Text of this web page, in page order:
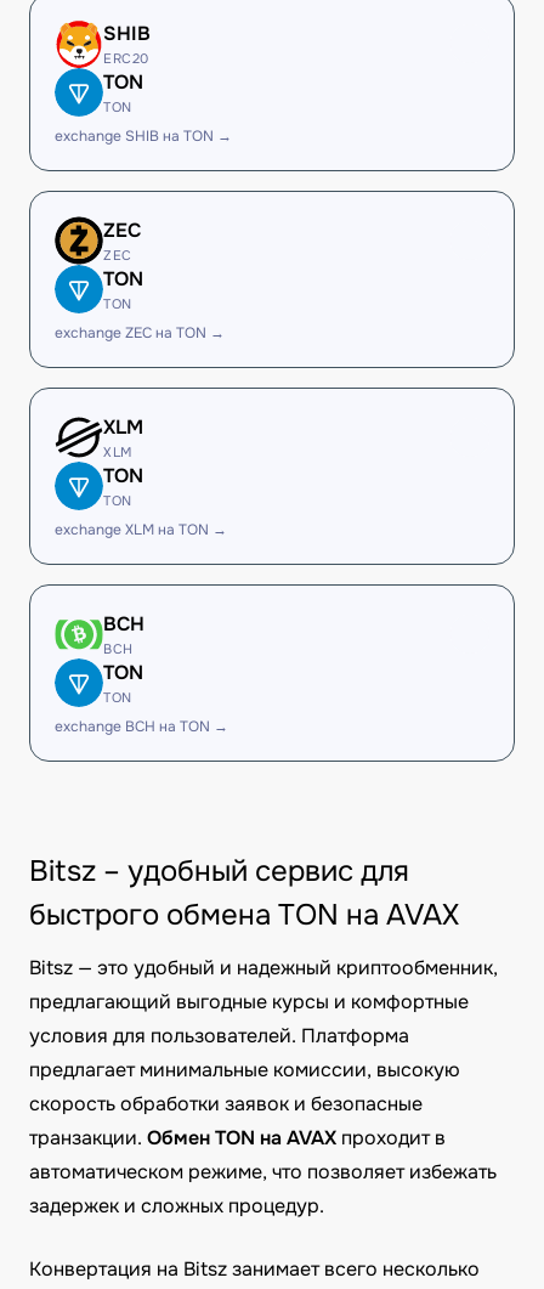
SHIB
ERC20
TON
TON
exchange SHIB на TON →
ZEC
ZEC
TON
TON
exchange ZEC на TON →
XLM
XLM
TON
TON
exchange XLM на TON →
BCH
BCH
TON
TON
exchange BCH на TON →
Bitsz – удобный сервис для
быстрого обмена TON на AVAX
Bitsz — это удобный и надежный криптообменник,
предлагающий выгодные курсы и комфортные
условия для пользователей. Платформа
предлагает минимальные комиссии, высокую
скорость обработки заявок и безопасные
транзакции. Обмен TON на AVAX проходит в
автоматическом режиме, что позволяет избежать
задержек и сложных процедур.
Конвертация на Bitsz занимает всего несколько